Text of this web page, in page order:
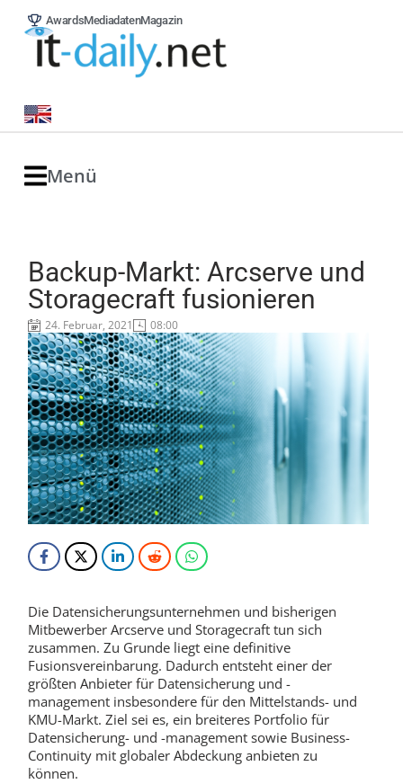
AwardsMediadatenMagazin
Menü
Backup-Markt: Arcserve und
Storagecraft fusionieren
24. Februar, 2021 08:00
Die Datensicherungsunternehmen und bisherigen
Mitbewerber Arcserve und Storagecraft tun sich
zusammen. Zu Grunde liegt eine definitive
Fusionsvereinbarung. Dadurch entsteht einer der
größten Anbieter für Datensicherung und -
management insbesondere für den Mittelstands- und
KMU-Markt. Ziel sei es, ein breiteres Portfolio für
Datensicherung- und -management sowie Business-
Continuity mit globaler Abdeckung anbieten zu
können.